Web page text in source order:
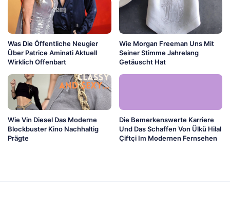
Was Die Öffentliche Neugier
Über Patrice Aminati Aktuell
Wirklich Offenbart
Wie Morgan Freeman Uns Mit
Seiner Stimme Jahrelang
Getäuscht Hat
Wie Vin Diesel Das Moderne
Blockbuster Kino Nachhaltig
Prägte
Die Bemerkenswerte Karriere
Und Das Schaffen Von Ülkü Hilal
Çiftçi Im Modernen Fernsehen